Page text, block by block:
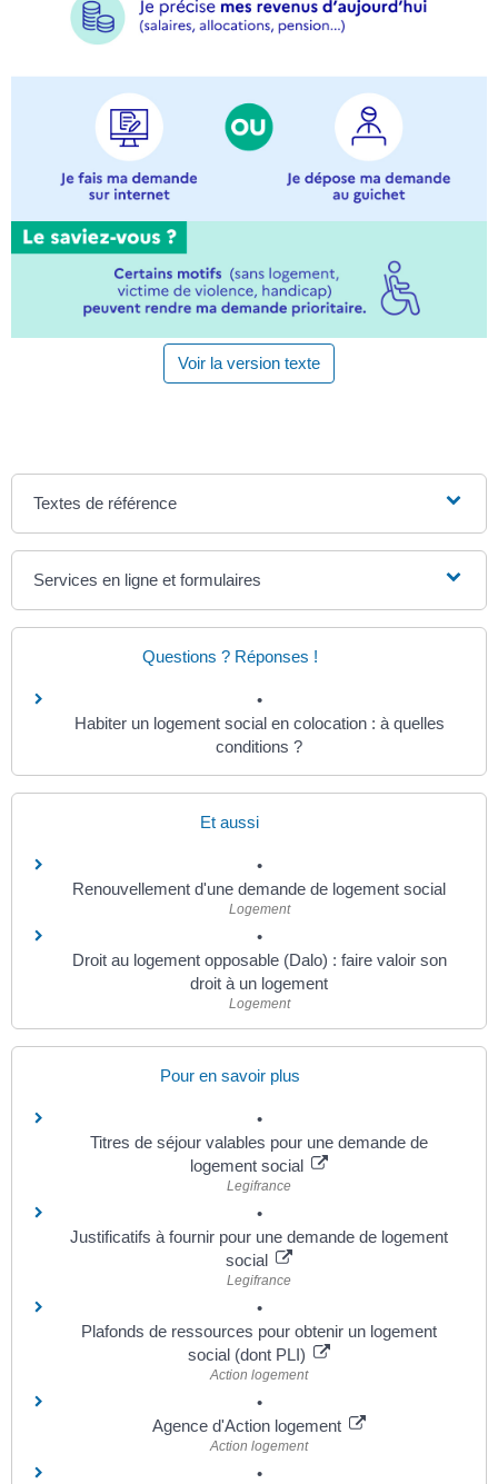
Voir la version texte
Textes de référence
Services en ligne et formulaires
Questions ? Réponses !
Habiter un logement social en colocation : à quelles
conditions ?
Et aussi
Renouvellement d'une demande de logement social
Logement
Droit au logement opposable (Dalo) : faire valoir son
droit à un logement
Logement
Pour en savoir plus
Titres de séjour valables pour une demande de
logement social
Legifrance
Justificatifs à fournir pour une demande de logement
social
Legifrance
Plafonds de ressources pour obtenir un logement
social (dont PLI)
Action logement
Agence d'Action logement
Action logement